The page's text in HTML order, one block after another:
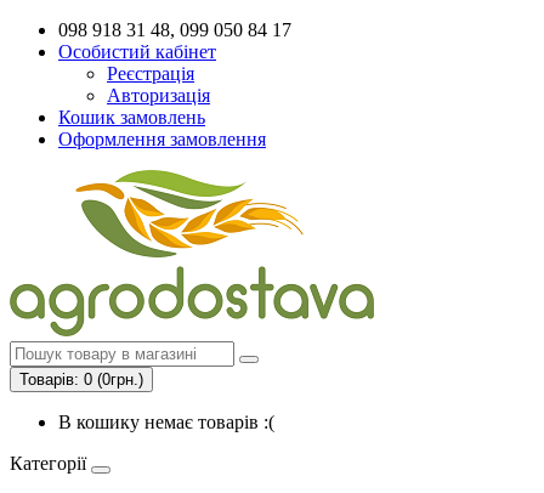
098 918 31 48, 099 050 84 17
Особистий кабінет
Реєстрація
Авторизація
Кошик замовлень
Оформлення замовлення
Товарів: 0 (0грн.)
В кошику немає товарів :(
Категорії